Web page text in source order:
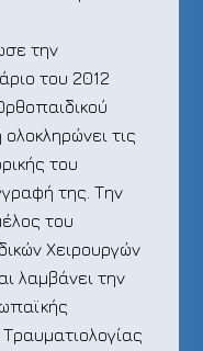
την
του 2012
τις
του
της. Την
του
Χειρουργών
λαμβάνει την